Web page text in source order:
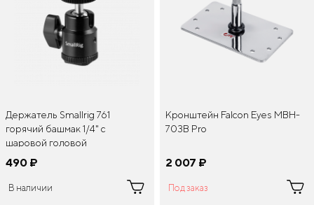
Держатель Smallrig 761
горячий башмак 1/4" с
шаровой головой
490 ¤
В наличии
Кронштейн Falcon Eyes MBH-
703B Pro
2 007 ¤
Под заказ